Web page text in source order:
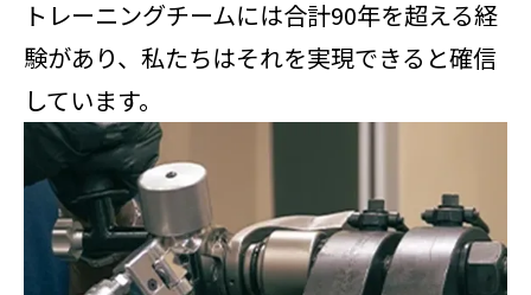
トレーニングチームには合計90年を超える経
験があり、私たちはそれを実現できると確信
しています。